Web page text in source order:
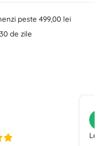
peste 499,00 lei
de zile